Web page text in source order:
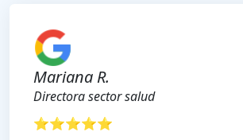
Mariana R.
Directora sector salud
⭐⭐⭐⭐⭐